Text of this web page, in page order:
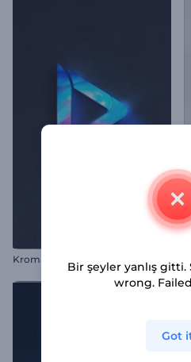
Kromatik Logo Animasyonu
Bir şeyler yanlış
wrong.
Got